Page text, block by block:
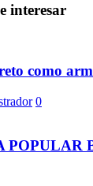
interesar
como
0
POPULAR